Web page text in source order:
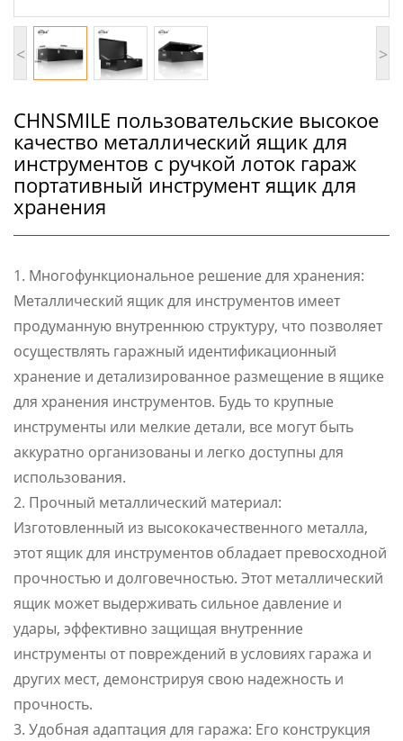
< >
CHNSMILE пользовательские высокое
качество металлический ящик для
инструментов с ручкой лоток гараж
портативный инструмент ящик для
хранения
1. Многофункциональное решение для хранения:
Металлический ящик для инструментов имеет
продуманную внутреннюю структуру, что позволяет
осуществлять гаражный идентификационный
хранение и детализированное размещение в ящике
для хранения инструментов. Будь то крупные
инструменты или мелкие детали, все могут быть
аккуратно организованы и легко доступны для
использования.
2. Прочный металлический материал:
Изготовленный из высококачественного металла,
этот ящик для инструментов обладает превосходной
прочностью и долговечностью. Этот металлический
ящик может выдерживать сильное давление и
удары, эффективно защищая внутренние
инструменты от повреждений в условиях гаража и
других мест, демонстрируя свою надежность и
прочность.
3. Удобная адаптация для гаража: Его конструкция